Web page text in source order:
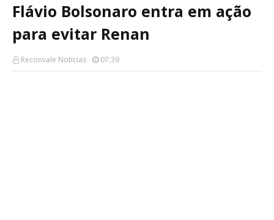
Flávio Bolsonaro entra em ação
para evitar Renan
Reconvale Noticias 07:39